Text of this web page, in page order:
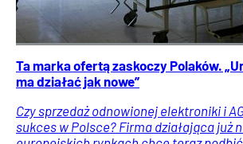
Ta marka ofertą zaskoczy Polaków.
ma działać jak nowe”
Czy sprzedaż odnowionej elektroniki i
sukces w Polsce? Firma działająca już